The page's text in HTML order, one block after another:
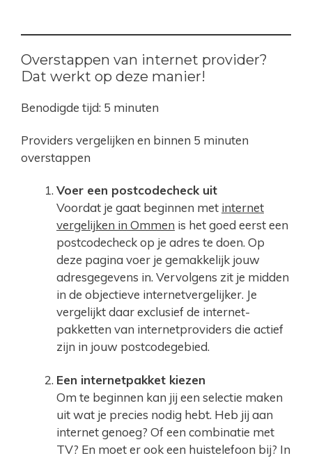
Overstappen van internet provider?
Dat werkt op deze manier!
Benodigde tijd: 5 minuten
Providers vergelijken en binnen 5 minuten
overstappen
Voer een postcodecheck uit
Voordat je gaat beginnen met internet
vergelijken in Ommen is het goed eerst een
postcodecheck op je adres te doen. Op
deze pagina voer je gemakkelijk jouw
adresgegevens in. Vervolgens zit je midden
in de objectieve internetvergelijker. Je
vergelijkt daar exclusief de internet-
pakketten van internetproviders die actief
zijn in jouw postcodegebied.
Een internetpakket kiezen
Om te beginnen kan jij een selectie maken
uit wat je precies nodig hebt. Heb jij aan
internet genoeg? Of een combinatie met
TV? En moet er ook een huistelefoon bij? In